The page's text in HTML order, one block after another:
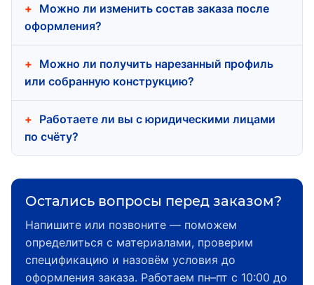
Можно ли изменить состав заказа после
оформления?
Можно ли получить нарезанный профиль
или собранную конструкцию?
Работаете ли вы с юридическими лицами
по счёту?
Остались вопросы перед заказом?
Напишите или позвоните — поможем
определиться с материалами, проверим
спецификацию и назовём условия до
оформления заказа. Работаем пн–пт с 10:00 до